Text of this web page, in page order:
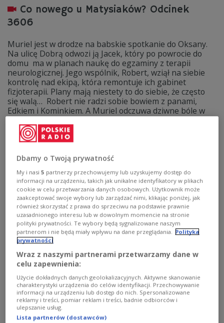
Co nowego u Matysiaków? Odcinek
3606
Muriel jest w drodze na babskie spotkanie do Oksany.
Na ulicę Dobrą odwozi ją Jacek, który po powrocie do
domu ma w planach naukę do egzaminy z terapii
neurologicznej. Jego wspólnik, Robert, wziął na siebie
kontrolę nad ekipą, która remontuje ich gabinet
fizjoterapii. Plany mają niestety to do siebie, że często
się walą… Robert nie radzi sobie bowiem z panami,
Edkiem i Kominkiem. A Muriel odczuwa dziwne bóle w
dole brzucha. Mimo to postanawia dołączyć do
dziewczyn. Jak to wszystko się skończy?
Zobacz więcej na temat:
Teresa Skoczylas Elisabeth Duda
Wojciech Żołądkowicz
Co nowego u Matysiaków? Odcinek
3603
Dbamy o Twoją prywatność
My i nasi5 partnerzy przechowujemy lub uzyskujemy dostęp do
informacji na urządzeniu, takich jak unikalne identyfikatory w plikach
cookie w celu przetwarzania danych osobowych. Użytkownik może
zaakceptować swoje wybory lub zarządzać nimi, klikając poniżej, jak
również skorzystać z prawa do sprzeciwu na podstawie prawnie
uzasadnionego interesu lub w dowolnym momencie na stronie
polityki prywatności. Te wybory będą sygnalizowane naszym
partnerom i nie będą miały wpływu na dane przeglądania. Polityka
prywatności
Wraz z naszymi partnerami przetwarzamy dane w
celu zapewnienia:
Użycie dokładnych danych geolokalizacyjnych. Aktywne skanowanie
charakterystyki urządzenia do celów identyfikacji. Przechowywanie
informacji na urządzeniu lub dostęp do nich. Spersonalizowane
reklamy i treści, pomiar reklam i treści, badnie odbiorców i
ulepszanie usług.
Lista partnerów (dostawców)